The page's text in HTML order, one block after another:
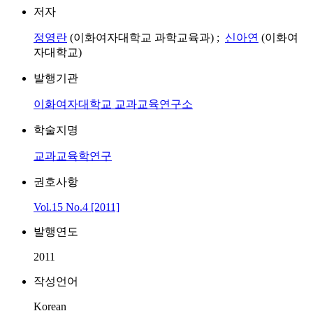
저자
정영란 (이화여자대학교 과학교육과) ; 신아연 (이화여
자대학교)
발행기관
이화여자대학교 교과교육연구소
학술지명
교과교육학연구
권호사항
Vol.15 No.4 [2011]
발행연도
2011
작성언어
Korean